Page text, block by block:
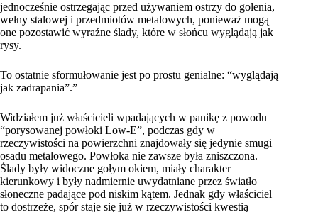
jednocześnie ostrzegając przed używaniem ostrzy do golenia,
wełny stalowej i przedmiotów metalowych, ponieważ mogą
one pozostawić wyraźne ślady, które w słońcu wyglądają jak
rysy.
To ostatnie sformułowanie jest po prostu genialne: “wyglądają
jak zadrapania”.”
Widziałem już właścicieli wpadających w panikę z powodu
“porysowanej powłoki Low-E”, podczas gdy w
rzeczywistości na powierzchni znajdowały się jedynie smugi
osadu metalowego. Powłoka nie zawsze była zniszczona.
Ślady były widoczne gołym okiem, miały charakter
kierunkowy i były nadmiernie uwydatniane przez światło
słoneczne padające pod niskim kątem. Jednak gdy właściciel
to dostrzeże, spór staje się już w rzeczywistości kwestią